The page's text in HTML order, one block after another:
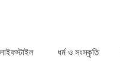
লাইফস্টাইল ধর্ম ও সংস্কৃতি